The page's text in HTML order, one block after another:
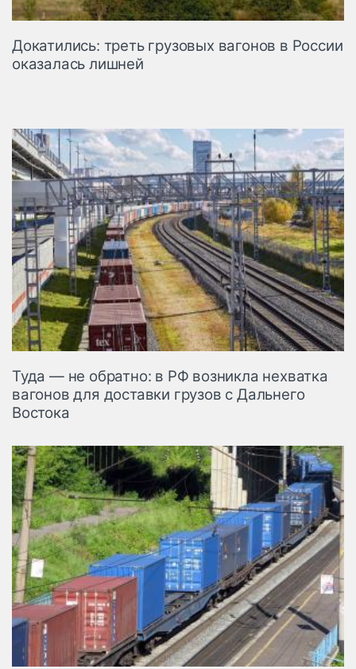
Докатились: треть грузовых вагонов в России
оказалась лишней
Туда — не обратно: в РФ возникла нехватка
вагонов для доставки грузов с Дальнего
Востока